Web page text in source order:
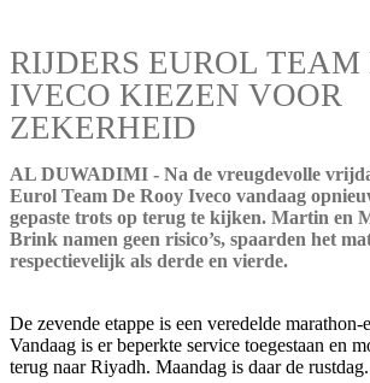
RIJDERS EUROL
IVECO KIEZEN VOOR
ZEKERHEID
AL DUWADIMI - Na de vreugdevolle
Eurol Team De Rooy Iveco vandaag
gepaste trots op terug te kijken. Martin en
Brink namen geen risico’s, spaarden het
respectievelijk als derde en vierde.
De zevende etappe is een veredelde marathon-
Vandaag is er beperkte service toegestaan en
terug naar Riyadh. Maandag is daar de rustdag.